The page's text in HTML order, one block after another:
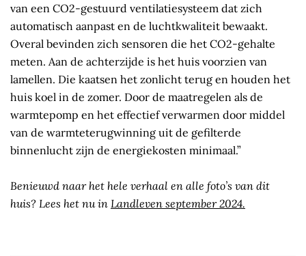
van een CO2-gestuurd ventilatiesysteem dat zich
automatisch aanpast en de luchtkwaliteit bewaakt.
Overal bevinden zich sensoren die het CO2-gehalte
meten. Aan de achterzijde is het huis voorzien van
lamellen. Die kaatsen het zonlicht terug en houden het
huis koel in de zomer. Door de maatregelen als de
warmtepomp en het effectief verwarmen door middel
van de warmteterugwinning uit de gefilterde
binnenlucht zijn de energiekosten minimaal.”
Benieuwd naar het hele verhaal en alle foto’s van dit
huis? Lees het nu in Landleven september 2024.